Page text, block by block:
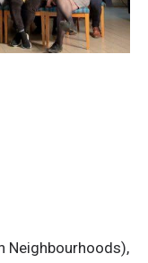
Neighbourhoods),